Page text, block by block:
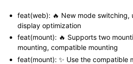
feat(web): 🔥 New mode switching,
display optimization
feat(mount): 🔥 Supports two
mounting, compatible mounting
feat(mount): ✨ Use the compatible